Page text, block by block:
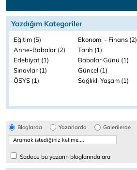
Yazdığım Kategoriler
Eğitim (5)
Ekonomi - Finans (2)
Anne-Babalar (2)
Tarih (1)
Edebiyat (1)
Babalar Günü (1)
Sınavlar (1)
Güncel (1)
ÖSYS (1)
Sağlıklı Yaşam (1)
Bloglarda Yazarlarda Galerilerde
Sadece bu yazarın bloglarında ara